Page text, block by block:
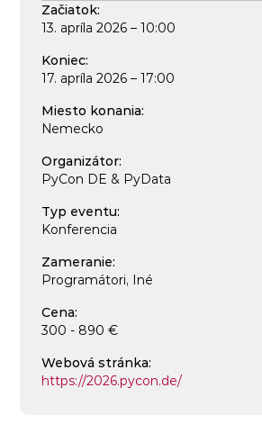
Začiatok:
13. apríla 2026 – 10:00
Koniec:
17. apríla 2026 – 17:00
Miesto konania:
Nemecko
Organizátor:
PyCon DE & PyData
Typ eventu:
Konferencia
Zameranie:
Programátori, Iné
Cena:
300 - 890 €
Webová stránka:
https://2026.pycon.de/